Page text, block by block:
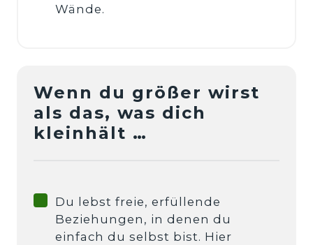
Wände.
Wenn du größer wirst
als das, was dich
kleinhält …
Du lebst freie, erfüllende
Beziehungen, in denen du
einfach du selbst bist. Hier